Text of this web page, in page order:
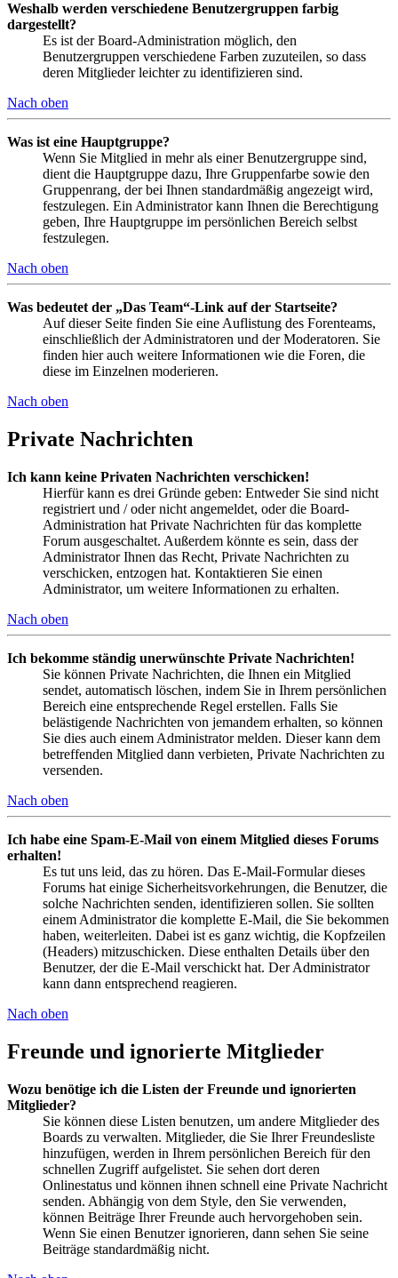
Weshalb werden verschiedene Benutzergruppen farbig
dargestellt?
Es ist der Board-Administration möglich, den
Benutzergruppen verschiedene Farben zuzuteilen, so dass
deren Mitglieder leichter zu identifizieren sind.
Nach oben
Was ist eine Hauptgruppe?
Wenn Sie Mitglied in mehr als einer Benutzergruppe sind,
dient die Hauptgruppe dazu, Ihre Gruppenfarbe sowie den
Gruppenrang, der bei Ihnen standardmäßig angezeigt wird,
festzulegen. Ein Administrator kann Ihnen die Berechtigung
geben, Ihre Hauptgruppe im persönlichen Bereich selbst
festzulegen.
Nach oben
Was bedeutet der „Das Team“-Link auf der Startseite?
Auf dieser Seite finden Sie eine Auflistung des Forenteams,
einschließlich der Administratoren und der Moderatoren. Sie
finden hier auch weitere Informationen wie die Foren, die
diese im Einzelnen moderieren.
Nach oben
Private Nachrichten
Ich kann keine Privaten Nachrichten verschicken!
Hierfür kann es drei Gründe geben: Entweder Sie sind nicht
registriert und / oder nicht angemeldet, oder die Board-
Administration hat Private Nachrichten für das komplette
Forum ausgeschaltet. Außerdem könnte es sein, dass der
Administrator Ihnen das Recht, Private Nachrichten zu
verschicken, entzogen hat. Kontaktieren Sie einen
Administrator, um weitere Informationen zu erhalten.
Nach oben
Ich bekomme ständig unerwünschte Private Nachrichten!
Sie können Private Nachrichten, die Ihnen ein Mitglied
sendet, automatisch löschen, indem Sie in Ihrem persönlichen
Bereich eine entsprechende Regel erstellen. Falls Sie
belästigende Nachrichten von jemandem erhalten, so können
Sie dies auch einem Administrator melden. Dieser kann dem
betreffenden Mitglied dann verbieten, Private Nachrichten zu
versenden.
Nach oben
Ich habe eine Spam-E-Mail von einem Mitglied dieses Forums
erhalten!
Es tut uns leid, das zu hören. Das E-Mail-Formular dieses
Forums hat einige Sicherheitsvorkehrungen, die Benutzer, die
solche Nachrichten senden, identifizieren sollen. Sie sollten
einem Administrator die komplette E-Mail, die Sie bekommen
haben, weiterleiten. Dabei ist es ganz wichtig, die Kopfzeilen
(Headers) mitzuschicken. Diese enthalten Details über den
Benutzer, der die E-Mail verschickt hat. Der Administrator
kann dann entsprechend reagieren.
Nach oben
Freunde und ignorierte Mitglieder
Wozu benötige ich die Listen der Freunde und ignorierten
Mitglieder?
Sie können diese Listen benutzen, um andere Mitglieder des
Boards zu verwalten. Mitglieder, die Sie Ihrer Freundesliste
hinzufügen, werden in Ihrem persönlichen Bereich für den
schnellen Zugriff aufgelistet. Sie sehen dort deren
Onlinestatus und können ihnen schnell eine Private Nachricht
senden. Abhängig von dem Style, den Sie verwenden,
können Beiträge Ihrer Freunde auch hervorgehoben sein.
Wenn Sie einen Benutzer ignorieren, dann sehen Sie seine
Beiträge standardmäßig nicht.